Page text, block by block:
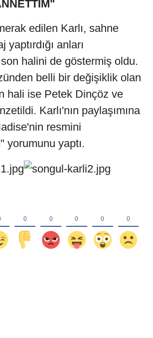
edilen Karlı, sahne
anları
halini de göstermiş oldu.
belli bir değişiklik olan
hali ise Petek Dinçöz ve
Karlı'nın paylaşımına
resmini
yorumunu yaptı.